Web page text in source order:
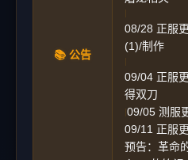
📚 公告
|
08/28 正服
(1)/制作
|
09/04 正服
得双刀
|09/05 测服
09/11 正服
预告：革命